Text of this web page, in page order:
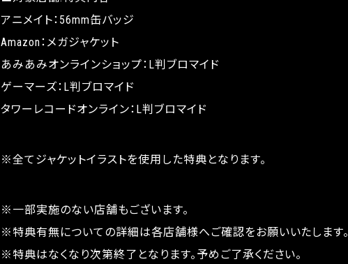
アニメイト：56mm缶バッジ
Amazon：メガジャケット
あみあみオンラインショップ：L判ブロマイド
ゲーマーズ：L判ブロマイド
タワーレコードオンライン：L判ブロマイド
※全てジャケットイラストを使用した特典となります。
※一部実施のない店舗もございます。
※特典有無についての詳細は各店舗様へご確認をお願いいたします。
※特典はなくなり次第終了となります。予めご了承ください。